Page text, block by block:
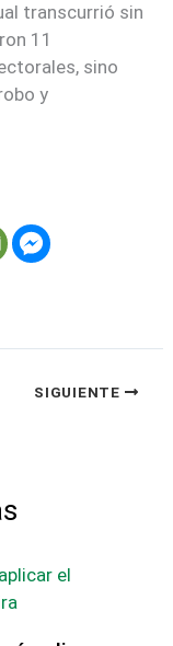
transcurrió sin
11
sino
y
SIGUIENTE